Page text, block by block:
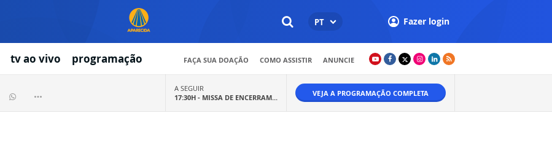
PT Fazer login
tv ao vivo programação FAÇA SUA DOAÇÃO COMO ASSISTIR ANUNCIE
A SEGUIR
17:30H - MISSA DE ENCERRAM... VEJA A PROGRAMAÇÃO COMPLETA